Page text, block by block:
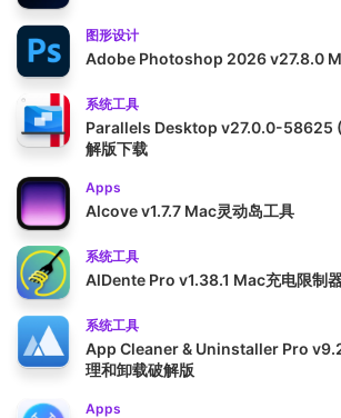
图形设计
Adobe Photoshop 2026 v27.8.0
系统工具
Parallels Desktop v27.0.0-58625
解版下载
Apps
Alcove v1.7.7 Mac灵动岛工具
系统工具
AlDente Pro v1.38.1 Mac充电限制
系统工具
App Cleaner & Uninstaller Pro
理和卸载破解版
Apps